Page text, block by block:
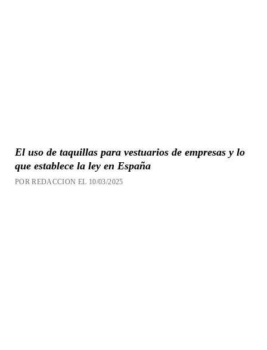
El uso de taquillas para vestuarios de empresas y lo
que establece la ley en España
POR REDACCION EL 10/03/2025